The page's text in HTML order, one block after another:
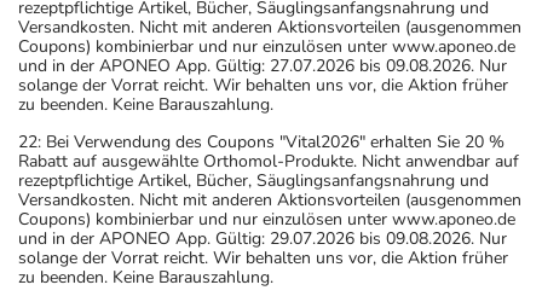
rezeptpflichtige Artikel, Bücher, Säuglingsanfangsnahrung und
Versandkosten. Nicht mit anderen Aktionsvorteilen (ausgenommen
Coupons) kombinierbar und nur einzulösen unter www.aponeo.de
und in der APONEO App. Gültig: 27.07.2026 bis 09.08.2026. Nur
solange der Vorrat reicht. Wir behalten uns vor, die Aktion früher
zu beenden. Keine Barauszahlung.
22: Bei Verwendung des Coupons "Vital2026" erhalten Sie 20 %
Rabatt auf ausgewählte Orthomol-Produkte. Nicht anwendbar auf
rezeptpflichtige Artikel, Bücher, Säuglingsanfangsnahrung und
Versandkosten. Nicht mit anderen Aktionsvorteilen (ausgenommen
Coupons) kombinierbar und nur einzulösen unter www.aponeo.de
und in der APONEO App. Gültig: 29.07.2026 bis 09.08.2026. Nur
solange der Vorrat reicht. Wir behalten uns vor, die Aktion früher
zu beenden. Keine Barauszahlung.